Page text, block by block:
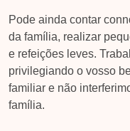
Pode ainda contar
da família, realizar
e refeições leves.
privilegiando o vosso
familiar e não
família.